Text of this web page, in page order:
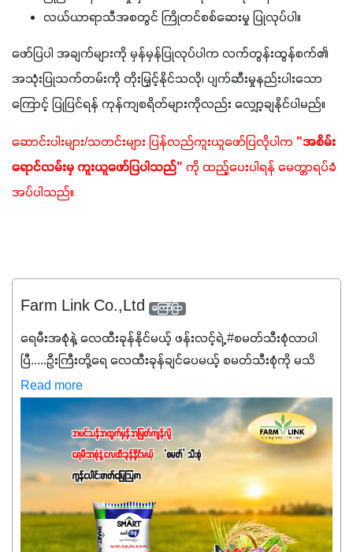
လယ်ယာရာသီအစတွင် ကြိုတင်စစ်ဆေးမှု ပြုလုပ်ပါ။
ဖော်ပြပါ အချက်များကို မှန်မှန်ပြုလုပ်ပါက လက်တွန်းထွန်စက်၏
အသုံးပြုသက်တမ်းကို တိုးမြှင့်နိုင်သလို၊ ပျက်ဆီးမှုနည်းပါးသော
ကြောင့် ပြုပြင်ရန် ကုန်ကျစရိတ်များကိုလည်း လျှော့ချနိုင်ပါမည်။
ဆောင်းပါးများ/သတင်းများ ပြန်လည်ကူးယူဖော်ပြလိုပါက "အစိမ်း
ရောင်လမ်းမှ ကူးယူဖော်ပြပါသည်" ကို ထည့်ပေးပါရန် မေတ္တာရပ်ခံ
အပ်ပါသည်။
Farm Link Co.,Ltd ကြော်ငြာ
ရေမီးအစုံနဲ့ လေထီးခုန်နိုင်မယ့် ဖန်းလင့်ရဲ့ #စမတ်သီးစုံလာပါ
ပြီ.....ဦးကြီးတို့ရေ ‌လေထီးခုန်ချင်ပေမယ့် စမတ်သီးစုံကို မသိ
သေးရင်တော့ ဒီစာလေးကို ဆက်ဖတ်‌ပေးပါ #စမတ်သီးစုံဆိုတာ
အပင်တိုင်းအတွက် အဓိကအာဟာရNPK (19:7:8)နဲ့ #ဟူးမစ်
အက်စစ်တို့ အချိုးကျ ပေါင်းစပ်ထားတဲ့ ကွန်ပေါင်း
ဓာတ်မြေဩဇာဖြစ်ပါတယ်။ အဓိကအကျိုးကျေးဇူးတွေအနေနဲ့
ကတော့ နိုက်ထရိုဂျင် 19%ပါဝင်တဲ့အတွက် ကလိုရိုဖီးလ်ဖွဲ့စည်း
မှုကို အားပေးကာ သီးနှံပင်များ၏အရွက်များစိမ်းလန်းသန်စွမ်း
ပြီး အစာချက်လုပ်မှုအားကောင်းစေပါတယ်။ အပင်၏ပင်ပိုင်း
ကြီးထွားမှုကို တိုးမြင့်စေကာ အပင်သန်၍ အကြီးမြန်စေပါတယ်။
Read more